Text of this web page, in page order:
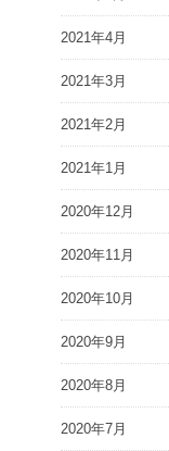
2021年4月
2021年3月
2021年2月
2021年1月
2020年12月
2020年11月
2020年10月
2020年9月
2020年8月
2020年7月